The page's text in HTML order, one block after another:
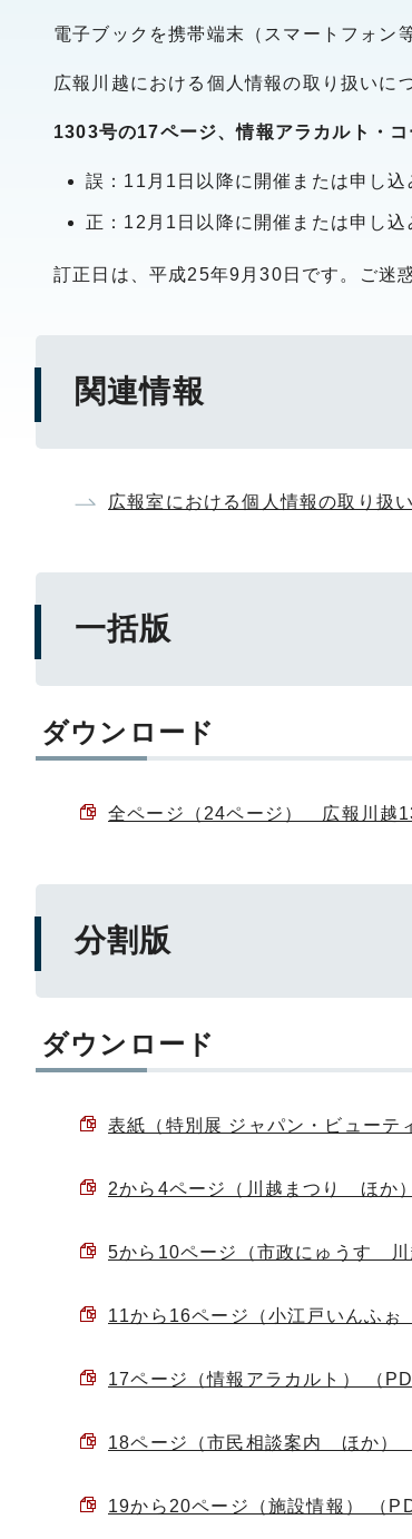
電子ブックを携帯端末（スマートフォン
広報川越における個人情報の取り扱いに
1303号の17ページ、情報アラカルト・
誤：11月1日以降に開催または申し込
正：12月1日以降に開催または申し込
訂正日は、平成25年9月30日です。ご迷
関連情報
広報室における個人情報の取り扱い
一括版
ダウンロード
全ページ（24ページ） 広報川越
分割版
ダウンロード
表紙（特別展 ジャパン・ビューテ
2から4ページ（川越まつり ほか
5から10ページ（市政にゅうす
11から16ページ（小江戸いんふ
17ページ（情報アラカルト） （
18ページ（市民相談案内 ほか）
19から20ページ（施設情報） （